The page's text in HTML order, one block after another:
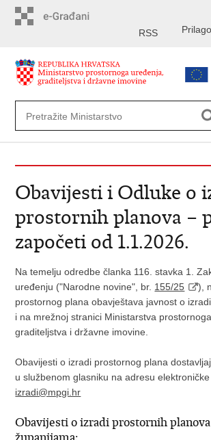
RSS
Obavijesti i Odluke o
prostornih planova –
započeti od 1.1.2026.
Na temelju odredbe članka 116. stavka 1.
uređenju ("Narodne novine", br. 155/25
),
prostornog plana obavještava javnost o
i na mrežnoj stranici Ministarstva
graditeljstva i državne imovine.
Obavijesti o izradi prostornog plana
u službenom glasniku na adresu
izradi@mpgi.hr
Obavijesti o izradi prostornih